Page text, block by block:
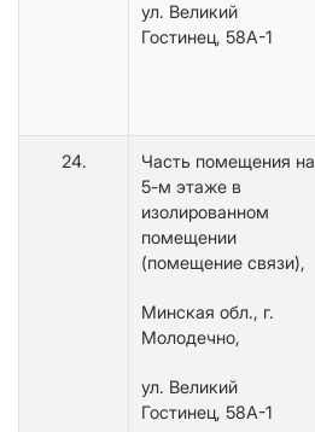
ул. Великий
Гостинец, 58А-1
24.
Часть помещения на
5-м этаже в
изолированном
помещении
(помещение связи),
Минская обл., г.
Молодечно,
ул. Великий
Гостинец, 58А-1